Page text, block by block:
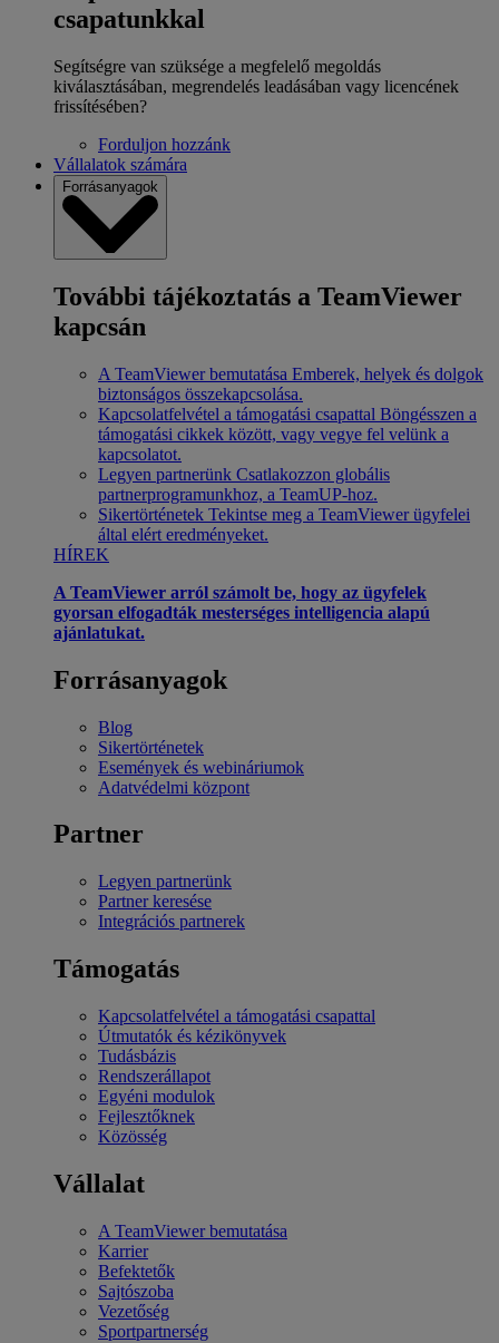
csapatunkkal
Segítségre van szüksége a megfelelő megoldás
kiválasztásában, megrendelés leadásában vagy licencének
frissítésében?
Forduljon hozzánk
Vállalatok számára
Forrásanyagok
További tájékoztatás a TeamViewer
kapcsán
A TeamViewer bemutatása Emberek, helyek és dolgok
biztonságos összekapcsolása.
Kapcsolatfelvétel a támogatási csapattal Böngésszen a
támogatási cikkek között, vagy vegye fel velünk a
kapcsolatot.
Legyen partnerünk Csatlakozzon globális
partnerprogramunkhoz, a TeamUP-hoz.
Sikertörténetek Tekintse meg a TeamViewer ügyfelei
által elért eredményeket.
HÍREK
A TeamViewer arról számolt be, hogy az ügyfelek
gyorsan elfogadták mesterséges intelligencia alapú
ajánlatukat.
Forrásanyagok
Blog
Sikertörténetek
Események és webináriumok
Adatvédelmi központ
Partner
Legyen partnerünk
Partner keresése
Integrációs partnerek
Támogatás
Kapcsolatfelvétel a támogatási csapattal
Útmutatók és kézikönyvek
Tudásbázis
Rendszerállapot
Egyéni modulok
Fejlesztőknek
Közösség
Vállalat
A TeamViewer bemutatása
Karrier
Befektetők
Sajtószoba
Vezetőség
Sportpartnerség